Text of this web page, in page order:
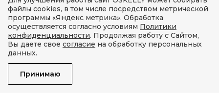
файлы cookies, в том числе посредством метрической
программы «Яндекс метрика». Обработка
осуществляется согласно условиям Политики
конфиденциальности. Продолжая работу с Сайтом,
Вы даёте своё согласие на обработку персональных
данных.
Принимаю